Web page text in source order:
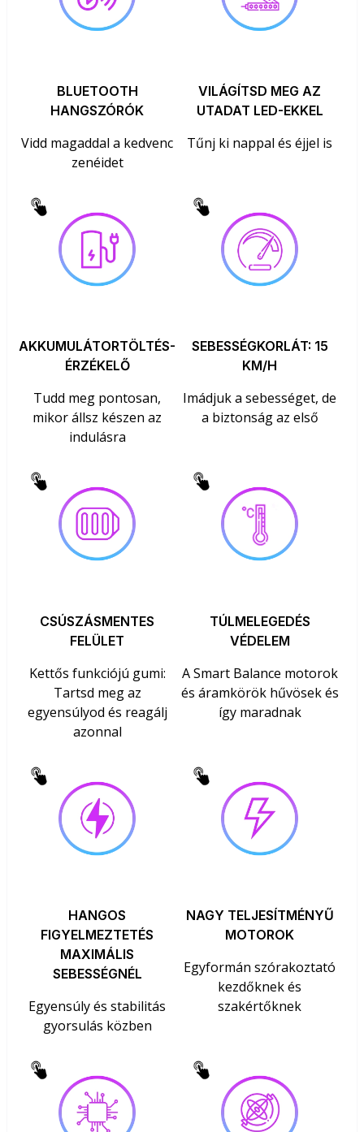
BLUETOOTH
HANGSZÓRÓK
Vidd magaddal a kedvenc
zenéidet
VILÁGÍTSD MEG AZ
UTADAT LED-EKKEL
Tűnj ki nappal és éjjel is
AKKUMULÁTORTÖLTÉS-
ÉRZÉKELŐ
Tudd meg pontosan,
mikor állsz készen az
indulásra
SEBESSÉGKORLÁT: 15
KM/H
Imádjuk a sebességet, de
a biztonság az első
CSÚSZÁSMENTES
FELÜLET
Kettős funkciójú gumi:
Tartsd meg az
egyensúlyod és reagálj
azonnal
TÚLMELEGEDÉS
VÉDELEM
A Smart Balance motorok
és áramkörök hűvösek és
így maradnak
HANGOS
FIGYELMEZTETÉS
MAXIMÁLIS
SEBESSÉGNÉL
Egyensúly és stabilitás
gyorsulás közben
NAGY TELJESÍTMÉNYŰ
MOTOROK
Egyformán szórakoztató
kezdőknek és
szakértőknek